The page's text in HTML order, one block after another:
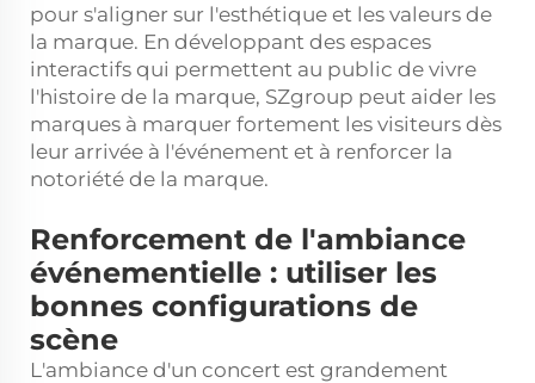
pour s'aligner sur l'esthétique et les valeurs de
la marque. En développant des espaces
interactifs qui permettent au public de vivre
l'histoire de la marque, SZgroup peut aider les
marques à marquer fortement les visiteurs dès
leur arrivée à l'événement et à renforcer la
notoriété de la marque.
Renforcement de l'ambiance
événementielle : utiliser les
bonnes configurations de
scène
L'ambiance d'un concert est grandement